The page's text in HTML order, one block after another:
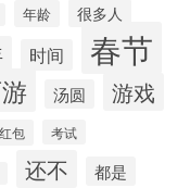
年龄 很多人
时间 春节
汤圆 游戏
红包 考试
还不 都是